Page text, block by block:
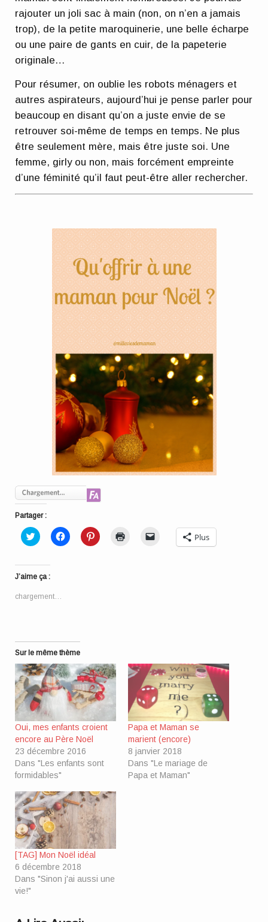
rajouter un joli sac à main (non, on n’en a jamais
trop), de la petite maroquinerie, une belle écharpe
ou une paire de gants en cuir, de la papeterie
originale…
Pour résumer, on oublie les robots ménagers et
autres aspirateurs, aujourd’hui je pense parler pour
beaucoup en disant qu’on a juste envie de se
retrouver soi-même de temps en temps. Ne plus
être seulement mère, mais être juste soi. Une
femme, girly ou non, mais forcément empreinte
d’une féminité qu’il faut peut-être aller rechercher.
Partager :
Cliquez
pour
Twitter(ouvre
dans
une
fenêtre)
Cliquez
pour
Cliquez
pour
Cliquer
imprimer(ouvre
envoyer
Plus
J’aime ça :
chargement…
Sur le même thème
Oui, mes enfants croient
encore au Père Noël
23 décembre 2016
Dans "Les enfants sont
formidables"
Papa et Maman se
marient (encore)
8 janvier 2018
Dans "Le mariage de
Papa et Maman"
[TAG] Mon Noël idéal
6 décembre 2018
Dans "Sinon j'ai aussi une
vie!"